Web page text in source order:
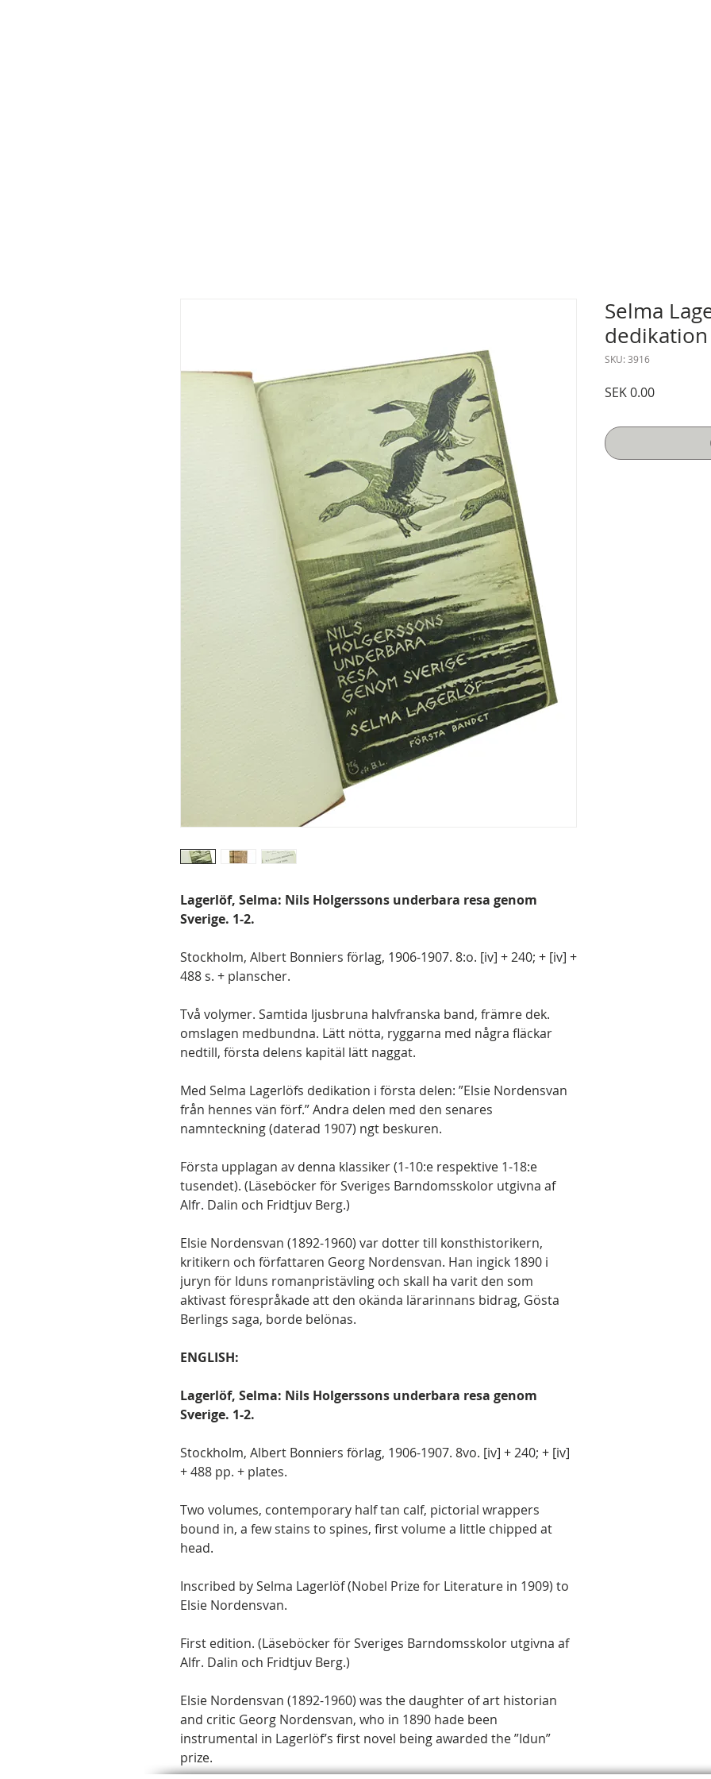
Lagerlöf, Selma: Nils Holgerssons underbara resa genom
Sverige. 1-2.
Stockholm, Albert Bonniers förlag, 1906-1907. 8:o. [iv] + 240; + [iv] +
488 s. + planscher.
Två volymer. Samtida ljusbruna halvfranska band, främre dek.
omslagen medbundna. Lätt nötta, ryggarna med några fläckar
nedtill, första delens kapitäl lätt naggat.
Med Selma Lagerlöfs dedikation i första delen: ”Elsie Nordensvan
från hennes vän förf.” Andra delen med den senares
namnteckning (daterad 1907) ngt beskuren.
Första upplagan av denna klassiker (1-10:e respektive 1-18:e
tusendet). (Läseböcker för Sveriges Barndomsskolor utgivna af
Alfr. Dalin och Fridtjuv Berg.)
Elsie Nordensvan (1892-1960) var dotter till konsthistorikern,
kritikern och författaren Georg Nordensvan. Han ingick 1890 i
juryn för Iduns romanpristävling och skall ha varit den som
aktivast förespråkade att den okända lärarinnans bidrag, Gösta
Berlings saga, borde belönas.
ENGLISH:
Lagerlöf, Selma: Nils Holgerssons underbara resa genom
Sverige. 1-2.
Stockholm, Albert Bonniers förlag, 1906-1907. 8vo. [iv] + 240; + [iv]
+ 488 pp. + plates.
Two volumes, contemporary half tan calf, pictorial wrappers
bound in, a few stains to spines, first volume a little chipped at
head.
Inscribed by Selma Lagerlöf (Nobel Prize for Literature in 1909) to
Elsie Nordensvan.
First edition. (Läseböcker för Sveriges Barndomsskolor utgivna af
Alfr. Dalin och Fridtjuv Berg.)
Elsie Nordensvan (1892-1960) was the daughter of art historian
and critic Georg Nordensvan, who in 1890 hade been
instrumental in Lagerlöf’s first novel being awarded the ”Idun”
prize.
Selma
dedikation
SKU: 3916
SEK 0.00Price